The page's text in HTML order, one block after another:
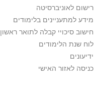
רישום לאוניברסיטה
מידע למתעניינים בלימודים
חישוב סיכויי קבלה לתואר ראשון
לוח שנת הלימודים
ידיעונים
כניסה לאזור האישי